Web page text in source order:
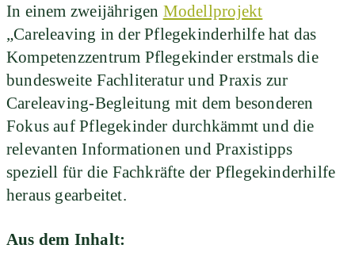
In einem zweijährigen Modellprojekt
„Careleaving in der Pflegekinderhilfe hat das
Kompetenzzentrum Pflegekinder erstmals die
bundesweite Fachliteratur und Praxis zur
Careleaving-Begleitung mit dem besonderen
Fokus auf Pflegekinder durchkämmt und die
relevanten Informationen und Praxistipps
speziell für die Fachkräfte der Pflegekinderhilfe
heraus gearbeitet.
Aus dem Inhalt: